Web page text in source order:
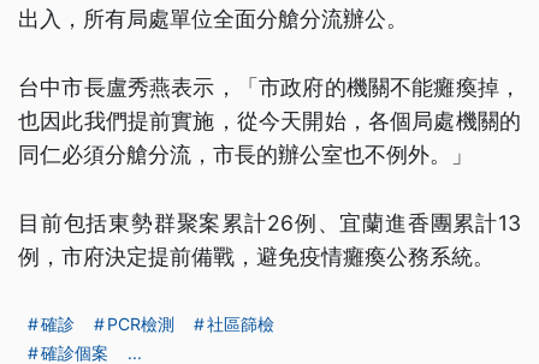
出入，所有局處單位全面分艙分流辦公。
台中市長盧秀燕表示，「市政府的機關不能癱瘓掉，
也因此我們提前實施，從今天開始，各個局處機關的
同仁必須分艙分流，市長的辦公室也不例外。」
目前包括東勢群聚案累計26例、宜蘭進香團累計13
例，市府決定提前備戰，避免疫情癱瘓公務系統。
確診 PCR檢測
社區篩檢
確診個案
...